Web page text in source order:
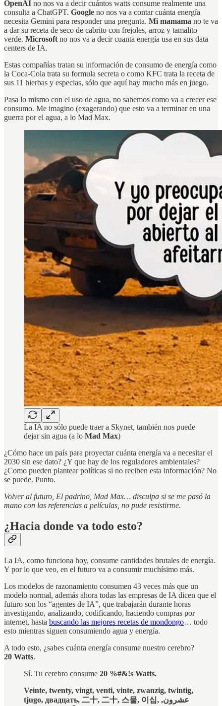
OpenAI no nos va a decir cuántos watts consume realmente una
consulta a ChatGPT. Google no nos va a contar cuánta energía
necesita Gemini para responder una pregunta. Mi mamama no te va
a dar su receta de seco de cabrito con frejoles, arroz y tamalito
verde. Microsoft no nos va a decir cuanta energía usa en sus data
centers de IA.
Estas compañías tratan su información de consumo de energía como
la Coca-Cola trata su formula secreta o como KFC trata la receta de
sus 11 hierbas y especias, sólo que aquí hay mucho más en juego.
Pasa lo mismo con el uso de agua, no sabemos como va a crecer ese
consumo. Me imagino (exagerando) que esto va a terminar en una
guerra por el agua, a lo Mad Max.
La IA no sólo puede traer a Skynet, también nos puede
dejar sin agua (a lo Mad Max)
¿Cómo hace un país para proyectar cuánta energía va a necesitar el
2030 sin ese dato? ¿Y que hay de los reguladores ambientales?
¿Como pueden plantear políticas si no reciben esta información? No
se puede. Punto.
Volver al futuro, El padrino, Mad Max… disculpa si se me pasó la
mano con las referencias a películas, no pude resistirme.
¿Hacia donde va todo esto?
La IA, como funciona hoy, consume cantidades brutales de energía.
Y por lo que veo, en el futuro va a consumir muchísimo más.
Los modelos de razonamiento consumen 43 veces más que un
modelo normal, además ahora todas las empresas de IA dicen que el
futuro son los “agentes de IA”, que trabajarán durante horas
investigando, analizando, codificando, haciendo compras por
internet, hasta buscando las mejores recetas de mondongo… todo
esto mientras siguen consumiendo agua y energía.
A todo esto, ¿sabes cuánta energía consume nuestro cerebro?
20 Watts.
Sí. Tu cerebro consume 20 %#&!s Watts.
Veinte, twenty, vingt, venti, vinte, zwanzig, twintig,
tjugo, двадцать, 二十, 二十, 스물, 이십, عشرون,